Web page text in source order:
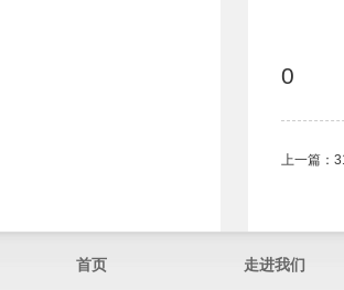
0
上一篇：
首页 走进我们